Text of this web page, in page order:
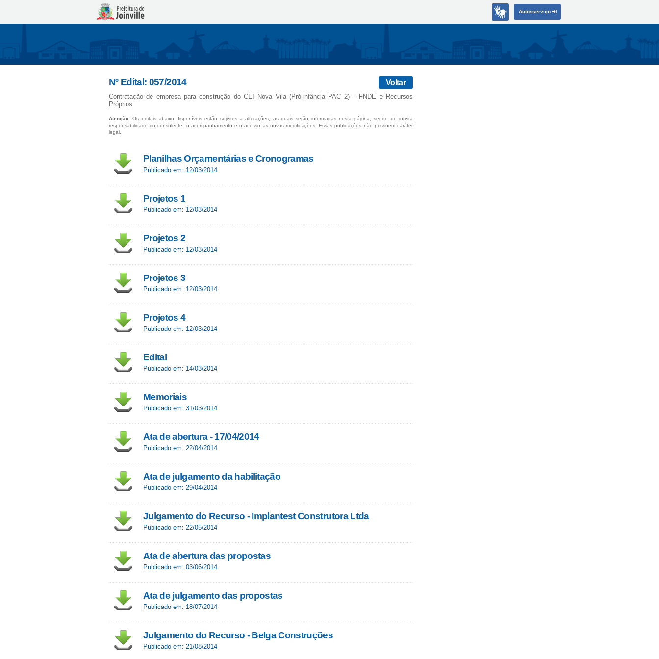
Autosserviço
Nº Edital: 057/2014 Voltar
Contratação de empresa para construção do CEI Nova Vila (Pró-infância PAC 2) – FNDE e Recursos
Próprios
Atenção: Os editais abaixo disponíveis estão sujeitos a alterações, as quais serão informadas nesta página, sendo de inteira
responsabilidade do consulente, o acompanhamento e o acesso as novas modificações. Essas publicações não possuem caráter
legal.
Planilhas Orçamentárias e Cronogramas
Publicado em: 12/03/2014
Projetos 1
Publicado em: 12/03/2014
Projetos 2
Publicado em: 12/03/2014
Projetos 3
Publicado em: 12/03/2014
Projetos 4
Publicado em: 12/03/2014
Edital
Publicado em: 14/03/2014
Memoriais
Publicado em: 31/03/2014
Ata de abertura - 17/04/2014
Publicado em: 22/04/2014
Ata de julgamento da habilitação
Publicado em: 29/04/2014
Julgamento do Recurso - Implantest Construtora Ltda
Publicado em: 22/05/2014
Ata de abertura das propostas
Publicado em: 03/06/2014
Ata de julgamento das propostas
Publicado em: 18/07/2014
Julgamento do Recurso - Belga Construções
Publicado em: 21/08/2014